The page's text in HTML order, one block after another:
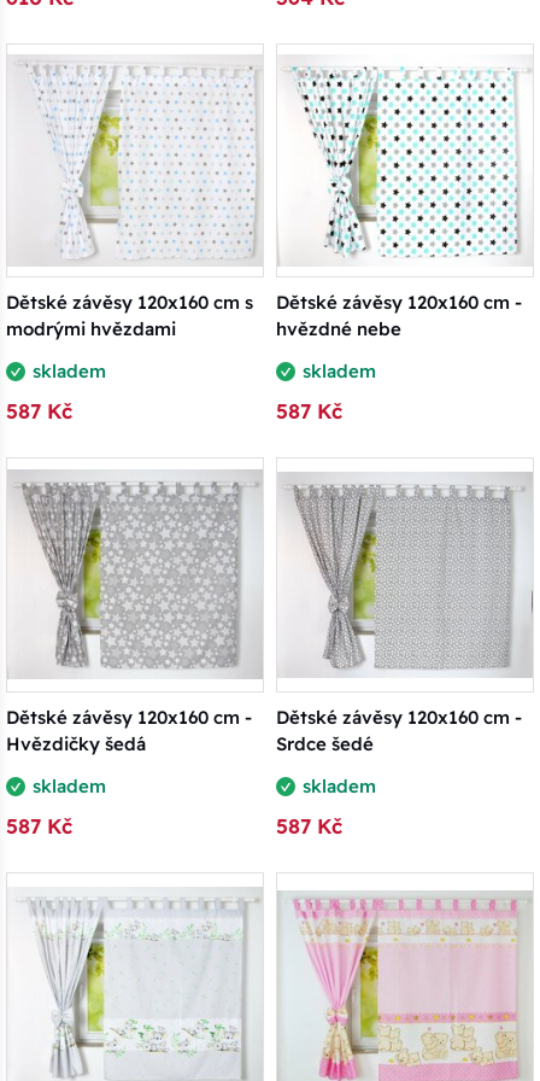
Dětské závěsy 120x160 cm s
modrými hvězdami
skladem
587 Kč
Dětské závěsy 120x160 cm -
hvězdné nebe
skladem
587 Kč
Dětské závěsy 120x160 cm -
Hvězdičky šedá
skladem
587 Kč
Dětské závěsy 120x160 cm -
Srdce šedé
skladem
587 Kč